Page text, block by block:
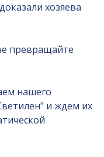
хозяева
превращайте
нашего
и ждем их